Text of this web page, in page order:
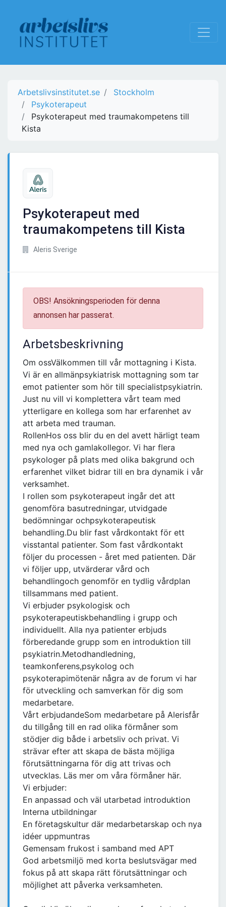
Arbetslivsinstitutet.se
Stockholm
Psykoterapeut
Psykoterapeut med traumakompetens till
Kista
Psykoterapeut med
traumakompetens till Kista
Aleris Sverige
OBS! Ansökningsperioden för denna
annonsen har passerat.
Arbetsbeskrivning
Om ossVälkommen till vår mottagning i Kista.
Vi är en allmänpsykiatrisk mottagning som tar
emot patienter som hör till specialistpsykiatrin.
Just nu vill vi komplettera vårt team med
ytterligare en kollega som har erfarenhet av
att arbeta med trauman.
RollenHos oss blir du en del avett härligt team
med nya och gamlakollegor. Vi har flera
psykologer på plats med olika bakgrund och
erfarenhet vilket bidrar till en bra dynamik i vår
verksamhet.
I rollen som psykoterapeut ingår det att
genomföra basutredningar, utvidgade
bedömningar ochpsykoterapeutisk
behandling.Du blir fast vårdkontakt för ett
visstantal patienter. Som fast vårdkontakt
följer du processen - året med patienten. Där
vi följer upp, utvärderar vård och
behandlingoch genomför en tydlig vårdplan
tillsammans med patient.
Vi erbjuder psykologisk och
psykoterapeutiskbehandling i grupp och
individuellt. Alla nya patienter erbjuds
förberedande grupp som en introduktion till
psykiatrin.Metodhandledning,
teamkonferens,psykolog och
psykoterapimötenär några av de forum vi har
för utveckling och samverkan för dig som
medarbetare.
Vårt erbjudandeSom medarbetare på Alerisfår
du tillgång till en rad olika förmåner som
stödjer dig både i arbetsliv och privat. Vi
strävar efter att skapa de bästa möjliga
förutsättningarna för dig att trivas och
utvecklas. Läs mer om våra förmåner här.
Vi erbjuder:
En anpassad och väl utarbetad introduktion
Interna utbildningar
En företagskultur där medarbetarskap och nya
idéer uppmuntras
Gemensam frukost i samband med APT
God arbetsmiljö med korta beslutsvägar med
fokus på att skapa rätt förutsättningar och
möjlighet att påverka verksamheten.